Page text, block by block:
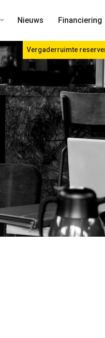
Nieuws Financiering
Vergaderruimte